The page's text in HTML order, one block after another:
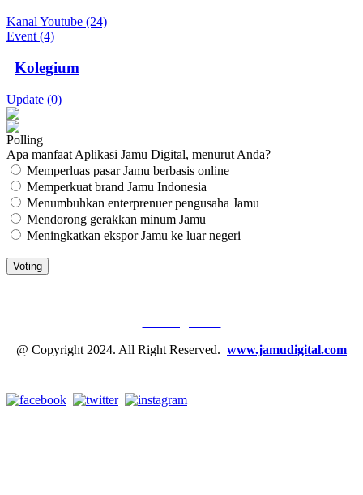
Kanal Youtube (24)
Event (4)
Kolegium
Update (0)
Polling
Apa manfaat Aplikasi Jamu Digital, menurut Anda?
Memperluas pasar Jamu berbasis online
Memperkuat brand Jamu Indonesia
Menumbuhkan enterprenuer pengusaha Jamu
Mendorong gerakkan minum Jamu
Meningkatkan ekspor Jamu ke luar negeri
@ Copyright 2024. All Right Reserved. www.jamudigital.com